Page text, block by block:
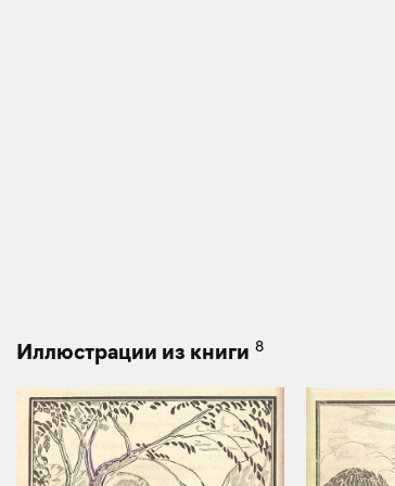
Иллюстрации из книги 8